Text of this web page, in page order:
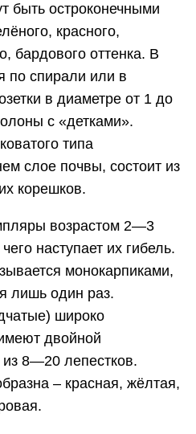
быть остроконечными
красного,
бардового оттенка. В
по спирали или в
в диаметре от 1 до
с «детками».
типа
слое почвы, состоит из
корешков.
возрастом 2—3
наступает их гибель.
монокарпиками,
лишь один раз.
широко
двойной
из 8—20 лепестков.
– красная, жёлтая,